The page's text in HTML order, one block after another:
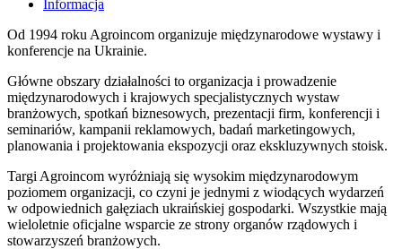
Informacja
Od 1994 roku Agroincom organizuje międzynarodowe wystawy i
konferencje na Ukrainie.
Główne obszary działalności to organizacja i prowadzenie
międzynarodowych i krajowych specjalistycznych wystaw
branżowych, spotkań biznesowych, prezentacji firm, konferencji i
seminariów, kampanii reklamowych, badań marketingowych,
planowania i projektowania ekspozycji oraz ekskluzywnych stoisk.
Targi Agroincom wyróżniają się wysokim międzynarodowym
poziomem organizacji, co czyni je jednymi z wiodących wydarzeń
w odpowiednich gałęziach ukraińskiej gospodarki. Wszystkie mają
wieloletnie oficjalne wsparcie ze strony organów rządowych i
stowarzyszeń branżowych.